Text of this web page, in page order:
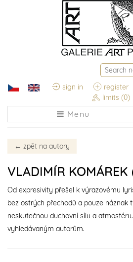
sign in register
limits (0)
Menu
← zpět na autory
VLADIMÍR
Od expresivity přešel k výrazovému
bez ostrých přechodů a pouze náznak
neskutečnou duchovní sílu a
vyhledávaným autorům.